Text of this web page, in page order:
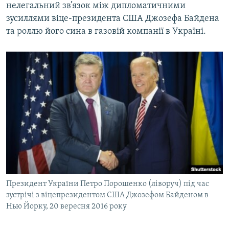
нелегальний зв’язок між дипломатичними
зусиллями віце-президента США Джозефа Байдена
та роллю його сина в газовій компанії в Україні.
Президент України Петро Порошенко (ліворуч) під час
зустрічі з віцепрезидентом США Джозефом Байденом в
Нью Йорку, 20 вересня 2016 року